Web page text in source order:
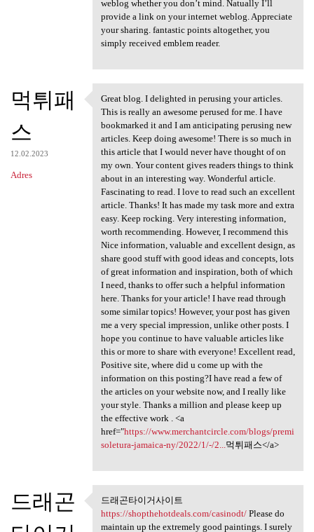
weblog whether you don’t mind. Natually I’ll
provide a link on your internet weblog. Appreciate
your sharing. fantastic points altogether, you
simply received emblem reader.
먹튀패
스
12.02.2023
Adres
Great blog. I delighted in
Great blog. I delighted in perusing your articles.
This is really an awesome perused for me. I have
bookmarked it and I am anticipating perusing new
articles. Keep doing awesome! There is so much in
this article that I would never have thought of on
my own. Your content gives readers things to think
about in an interesting way. Wonderful article.
Fascinating to read. I love to read such an excellent
article. Thanks! It has made my task more and extra
easy. Keep rocking. Very interesting information,
worth recommending. However, I recommend this
Nice information, valuable and excellent design, as
share good stuff with good ideas and concepts, lots
of great information and inspiration, both of which
I need, thanks to offer such a helpful information
here. Thanks for your article! I have read through
some similar topics! However, your post has given
me a very special impression, unlike other posts. I
hope you continue to have valuable articles like
this or more to share with everyone! Excellent read,
Positive site, where did u come up with the
information on this posting?I have read a few of
the articles on your website now, and I really like
your style. Thanks a million and please keep up
the effective work . <a
href="https://www.merchantcircle.com/blogs/premi
soletura-jamaica-ny/2022/1/-/2...먹튀패스</a>
드래곤
드래곤타이거사이트 https:/
드래곤타이거사이트
https://shopthehotdeals.com/casinodt/Please do
maintain up the extremely good paintings. I surely